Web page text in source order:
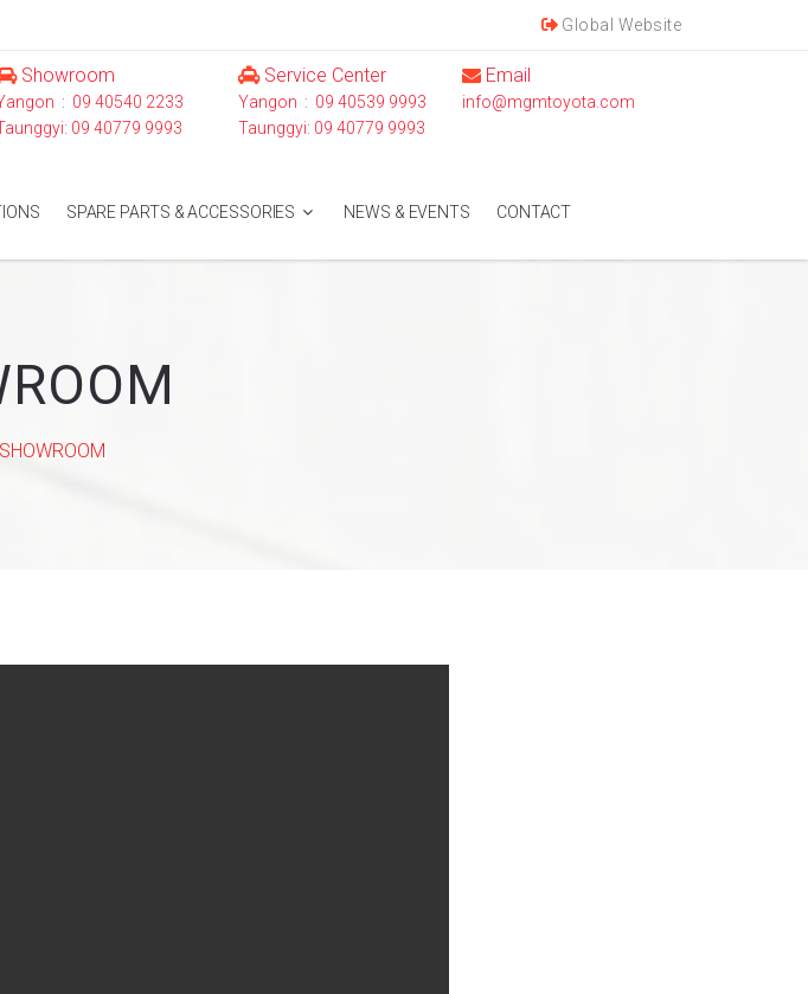
Global Website
Showroom
: 09 40540 2233
09 40779 9993
Service Center
Yangon : 09 40539 9993
Taunggyi: 09 40779 9993
Email
info@mgmtoyota.com
SPARE PARTS & ACCESSORIES NEWS & EVENTS CONTACT
SHOWROOM